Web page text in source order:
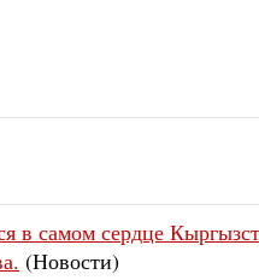
в самом сердце
(Новости)